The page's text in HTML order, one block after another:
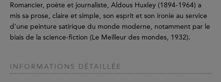
Romancier, poète et journaliste, Aldous Huxley (1894-1964) a
mis sa prose, claire et simple, son esprit et son ironie au service
d’une peinture satirique du monde moderne, notamment par le
biais de la science-fiction (Le Meilleur des mondes, 1932).
INFORMATIONS DÉTAILLÉE